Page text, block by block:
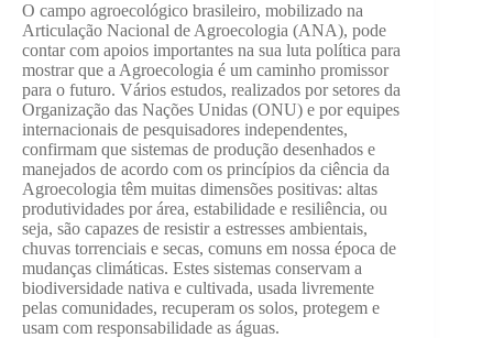
O campo agroecológico brasileiro, mobilizado na
Articulação Nacional de Agroecologia (ANA), pode
contar com apoios importantes na sua luta política para
mostrar que a Agroecologia é um caminho promissor
para o futuro. Vários estudos, realizados por setores da
Organização das Nações Unidas (ONU) e por equipes
internacionais de pesquisadores independentes,
confirmam que sistemas de produção desenhados e
manejados de acordo com os princípios da ciência da
Agroecologia têm muitas dimensões positivas: altas
produtividades por área, estabilidade e resiliência, ou
seja, são capazes de resistir a estresses ambientais,
chuvas torrenciais e secas, comuns em nossa época de
mudanças climáticas. Estes sistemas conservam a
biodiversidade nativa e cultivada, usada livremente
pelas comunidades, recuperam os solos, protegem e
usam com responsabilidade as águas.